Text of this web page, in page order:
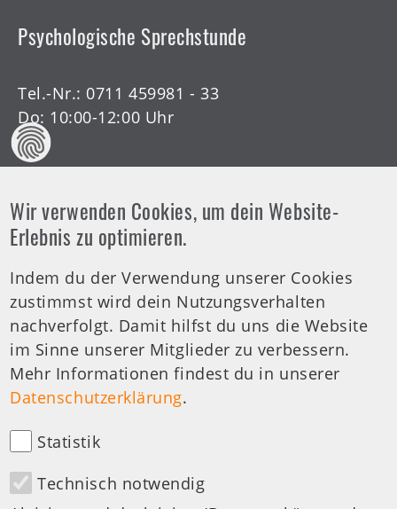
Psychologische Sprechstunde
Tel.-Nr.: 0711 459981 - 33
Do: 10:00-12:00 Uhr
Offene Arztsprechstunde
Tel.-Nr.: 0711 459981 - 30
Offene Sprechstunde
Di: 19:00-20:00 Uhr
medizinische Anfragen
Besuchen Sie uns auf:
Wir verwenden Cookies, um dein Website-
Erlebnis zu optimieren.
Indem du der Verwendung unserer Cookies
zustimmst wird dein Nutzungsverhalten
nachverfolgt. Damit hilfst du uns die Website
im Sinne unserer Mitglieder zu verbessern.
Mehr Informationen findest du in unserer
Datenschutzerklärung.
Statistik
Technisch notwendig